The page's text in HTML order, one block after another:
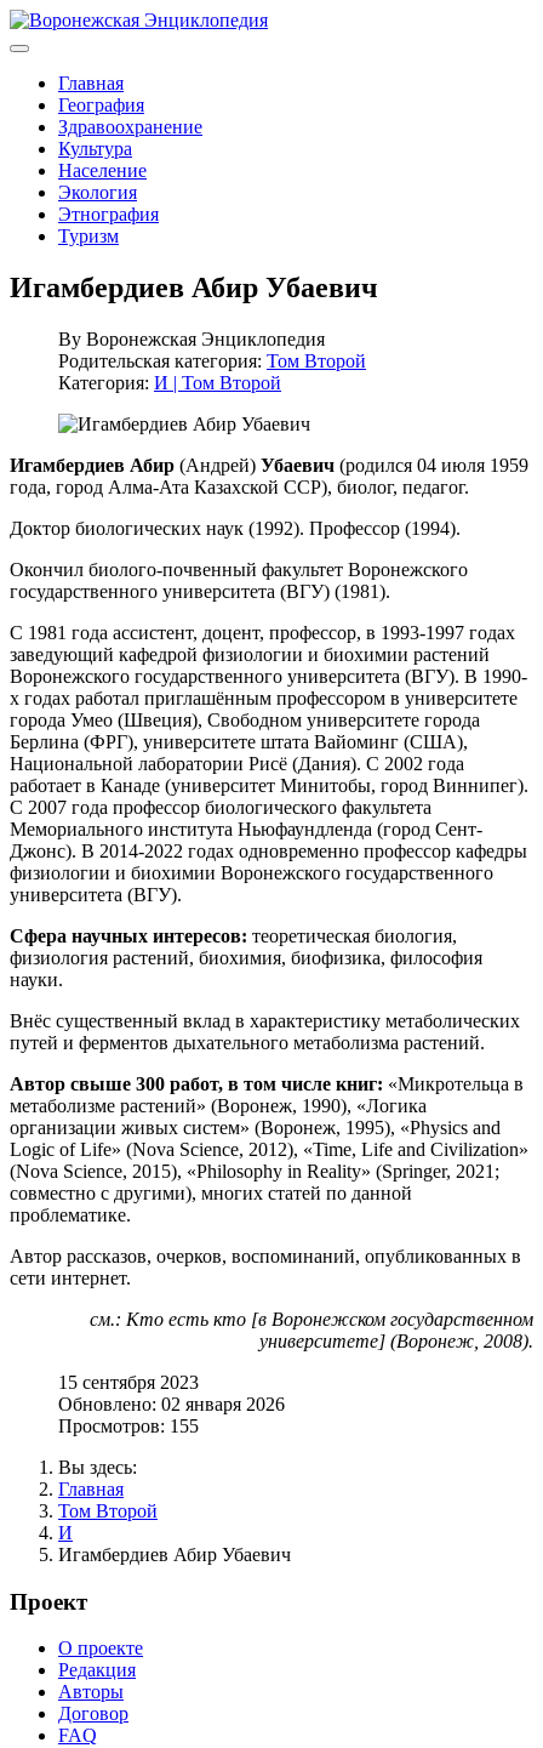
Главная
География
Здравоохранение
Культура
Население
Экология
Этнография
Туризм
Игамбердиев Абир Убаевич
By Воронежская Энциклопедия
Родительская категория: Том Второй
Категория: И | Том Второй
Игамбердиев Абир (Андрей) Убаевич (родился 04 июля 1959
года, город Алма-Ата Казахской ССР), биолог, педагог.
Доктор биологических наук (1992). Профессор (1994).
Окончил биолого-почвенный факультет Воронежского
государственного университета (ВГУ) (1981).
С 1981 года ассистент, доцент, профессор, в 1993-1997 годах
заведующий кафедрой физиологии и биохимии растений
Воронежского государственного университета (ВГУ). В 1990-
х годах работал приглашённым профессором в университете
города Умео (Швеция), Свободном университете города
Берлина (ФРГ), университете штата Вайоминг (США),
Национальной лаборатории Рисё (Дания). С 2002 года
работает в Канаде (университет Минитобы, город Виннипег).
С 2007 года профессор биологического факультета
Мемориального института Ньюфаундленда (город Сент-
Джонс). В 2014-2022 годах одновременно профессор кафедры
физиологии и биохимии Воронежского государственного
университета (ВГУ).
Сфера научных интересов: теоретическая биология,
физиология растений, биохимия, биофизика, философия
науки.
Внёс существенный вклад в характеристику метаболических
путей и ферментов дыхательного метаболизма растений.
Автор свыше 300 работ, в том числе книг: «Микротельца в
метаболизме растений» (Воронеж, 1990), «Логика
организации живых систем» (Воронеж, 1995), «Physics and
Logic of Life» (Nova Science, 2012), «Time, Life and Civilization»
(Nova Science, 2015), «Philosophy in Reality» (Springer, 2021;
совместно с другими), многих статей по данной
проблематике.
Автор рассказов, очерков, воспоминаний, опубликованных в
сети интернет.
см.: Кто есть кто [в Воронежском государственном
университете] (Воронеж, 2008).
15 сентября 2023
Обновлено: 02 января 2026
Просмотров: 155
Вы здесь:
Главная
Том Второй
И
Игамбердиев Абир Убаевич
Проект
О проекте
Редакция
Авторы
Договор
FAQ